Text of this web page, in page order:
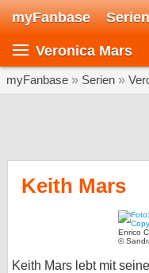
myFanbase Serien
Veronica Mars
myFanbase » Serien »
Keith Mars
Enrico
©
Keith Mars lebt mit